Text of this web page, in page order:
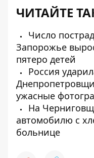
ЧИТАЙТЕ
Число
Запорожье
пятеро детей
Россия
ужасные
На
автомобилю с
больнице